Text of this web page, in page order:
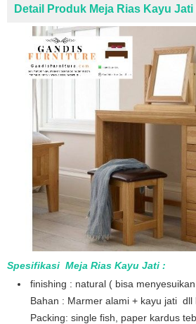
Detail Produk Meja Rias Kayu
Spesifikasi Meja Rias Kayu Jati :
finishing : natural ( bisa
Bahan : Marmer alami + kayu jati dll
Packing: single fish, paper kardus